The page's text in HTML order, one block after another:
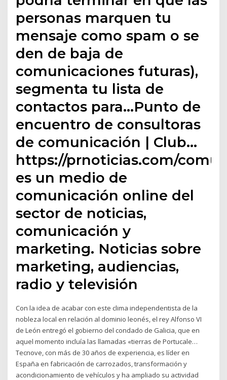
personas marquen tu
mensaje como spam o se
den de baja de
comunicaciones futuras),
segmenta tu lista de
contactos para…Punto de
encuentro de consultoras
de comunicación | Club…
https://prnoticias.com/
es un medio de
comunicación online del
sector de noticias,
comunicación y
marketing. Noticias sobre
marketing, audiencias,
radio y televisión
Con la idea de acabar con este clima independentista de la
nobleza local en relación al dominio leonés, el rey Alfonso VI
de León entregó el gobierno del condado de Galicia, que en
aquel momento incluía las llamadas «tierras de Portucale…
Tecnove, con más de 30 años de experiencia, es líder en
España en fabricación de carrozados, transformación y
acondicionamiento de vehículos y ha ampliado su actividad